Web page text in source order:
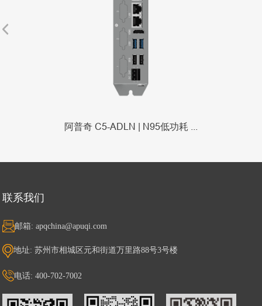
阿普奇 C5-ADLN | N95低功耗 ...
联系我们
邮箱: apqchina@apuqi.com
地址: 苏州市相城区元和街道万里路88号3号楼
电话: 400-702-7002